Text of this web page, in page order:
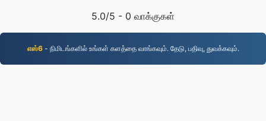
5.0/5 - 0 வாக்குகள்
எஸ்6- நிமிடங்களில் உங்கள் களத்தை வாங்கவும். தேடு, பதிவு, துவக்கவும்.